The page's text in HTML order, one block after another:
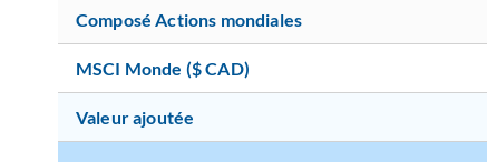
Composé Actions mondiales
MSCI Monde ($ CAD)
Valeur ajoutée